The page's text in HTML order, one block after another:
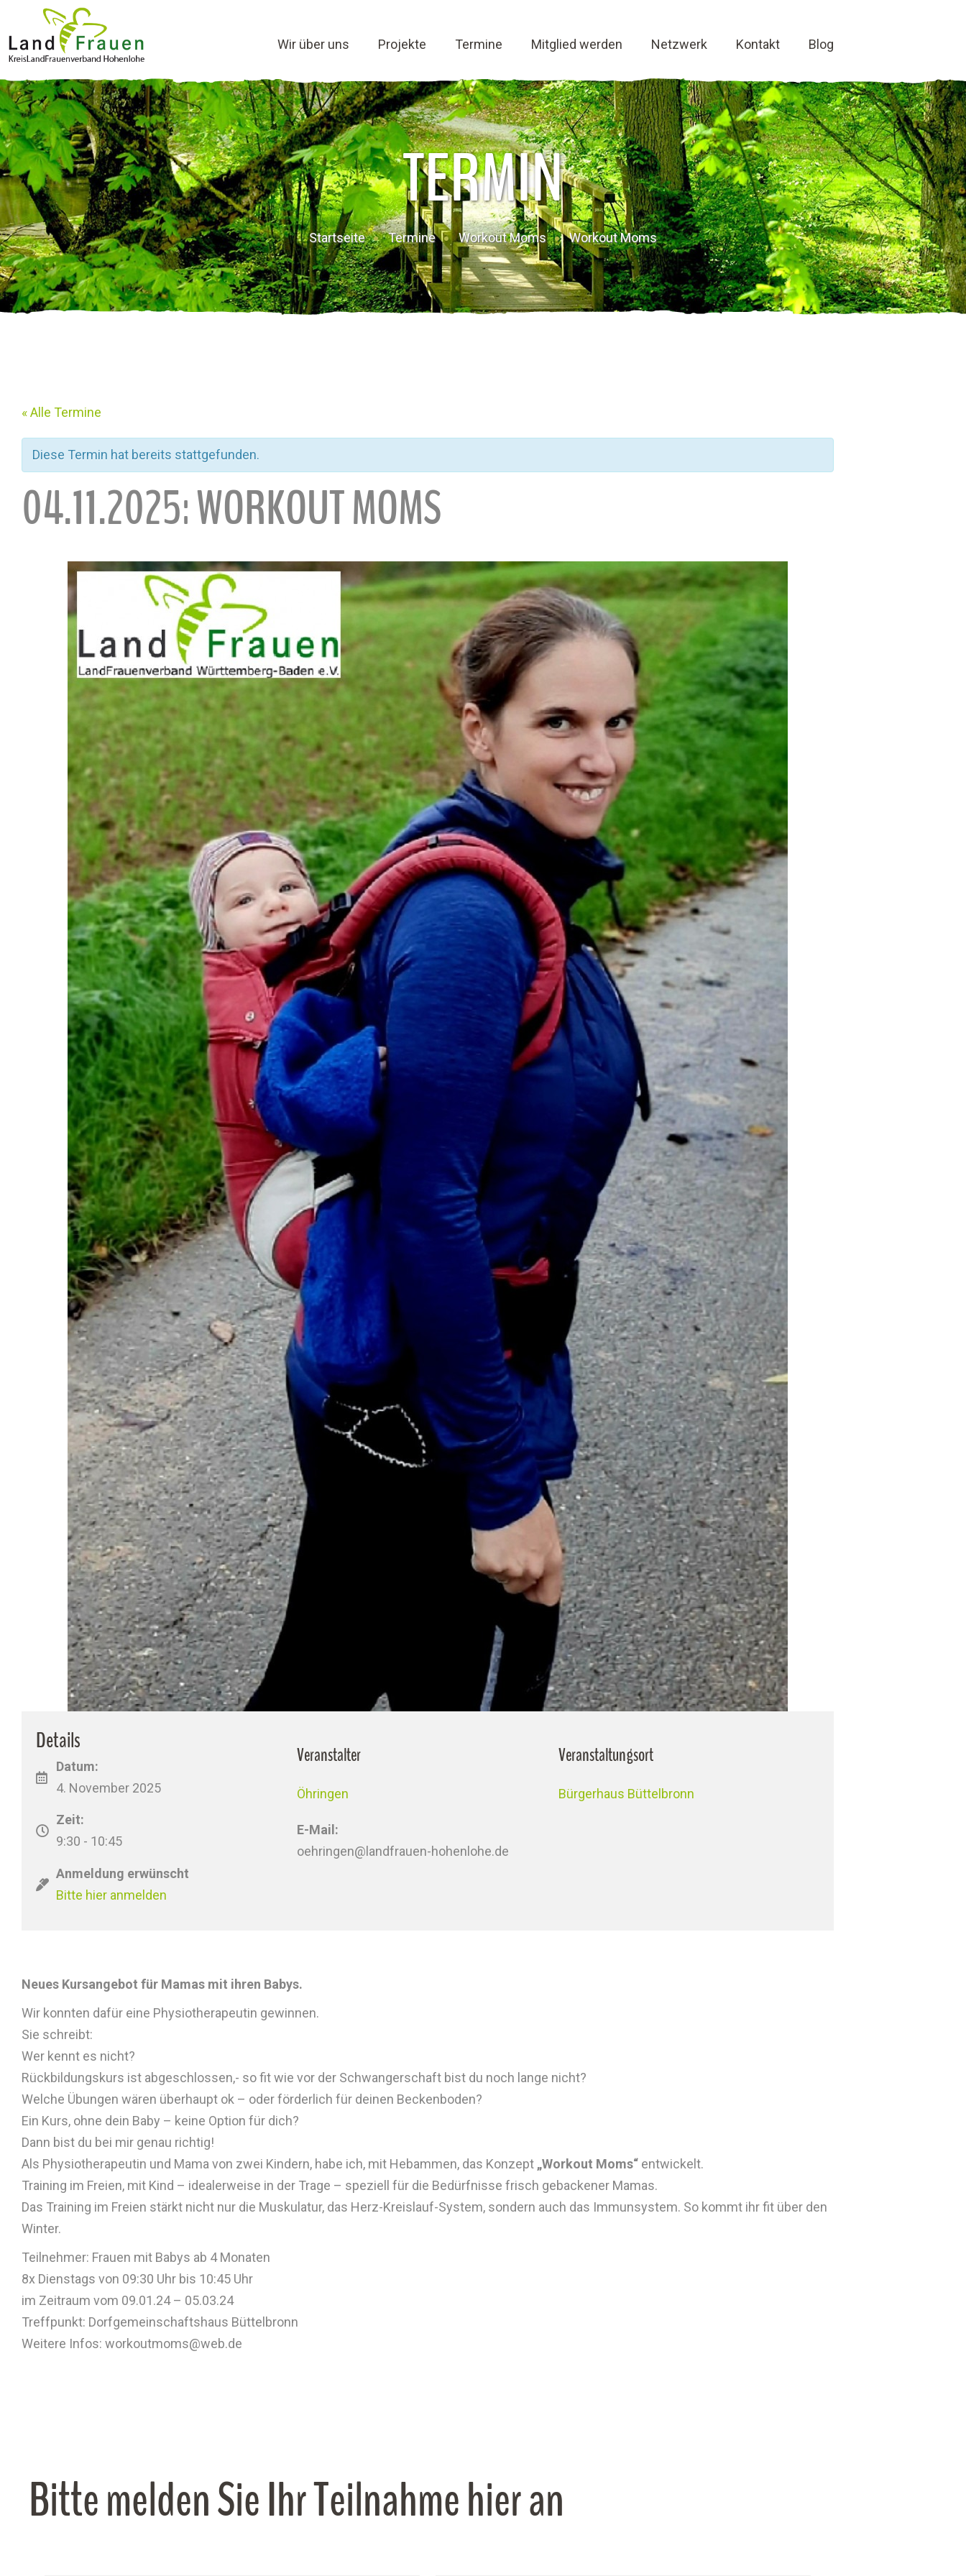
Wir über uns Projekte Termine Mitglied werden Netzwerk Kontakt Blog
TERMIN
Startseite Termine Workout Moms Workout Moms
« Alle Termine
Diese Termin hat bereits stattgefunden.
04.11.2025: WORKOUT MOMS
Details
Datum:
4. November 2025
Zeit:
9:30 - 10:45
Anmeldung erwünscht
Bitte hier anmelden
Veranstalter
Öhringen
E-Mail:
oehringen@landfrauen-hohenlohe.de
Veranstaltungsort
Bürgerhaus Büttelbronn
Neues Kursangebot für Mamas mit ihren Babys.
Wir konnten dafür eine Physiotherapeutin gewinnen.
Sie schreibt:
Wer kennt es nicht?
Rückbildungskurs ist abgeschlossen,- so fit wie vor der Schwangerschaft bist du noch lange nicht?
Welche Übungen wären überhaupt ok – oder förderlich für deinen Beckenboden?
Ein Kurs, ohne dein Baby – keine Option für dich?
Dann bist du bei mir genau richtig!
Als Physiotherapeutin und Mama von zwei Kindern, habe ich, mit Hebammen, das Konzept „Workout Moms“ entwickelt.
Training im Freien, mit Kind – idealerweise in der Trage – speziell für die Bedürfnisse frisch gebackener Mamas.
Das Training im Freien stärkt nicht nur die Muskulatur, das Herz-Kreislauf-System, sondern auch das Immunsystem. So kommt ihr fit über den
Winter.
Teilnehmer: Frauen mit Babys ab 4 Monaten
8x Dienstags von 09:30 Uhr bis 10:45 Uhr
im Zeitraum vom 09.01.24 – 05.03.24
Treffpunkt: Dorfgemeinschaftshaus Büttelbronn
Weitere Infos: workoutmoms@web.de
Bitte melden Sie Ihr Teilnahme hier an